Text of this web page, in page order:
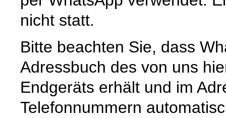
nicht statt.
Bitte beachten Sie, dass
Adressbuch des von uns
Endgeräts erhält und im
Telefonnummern